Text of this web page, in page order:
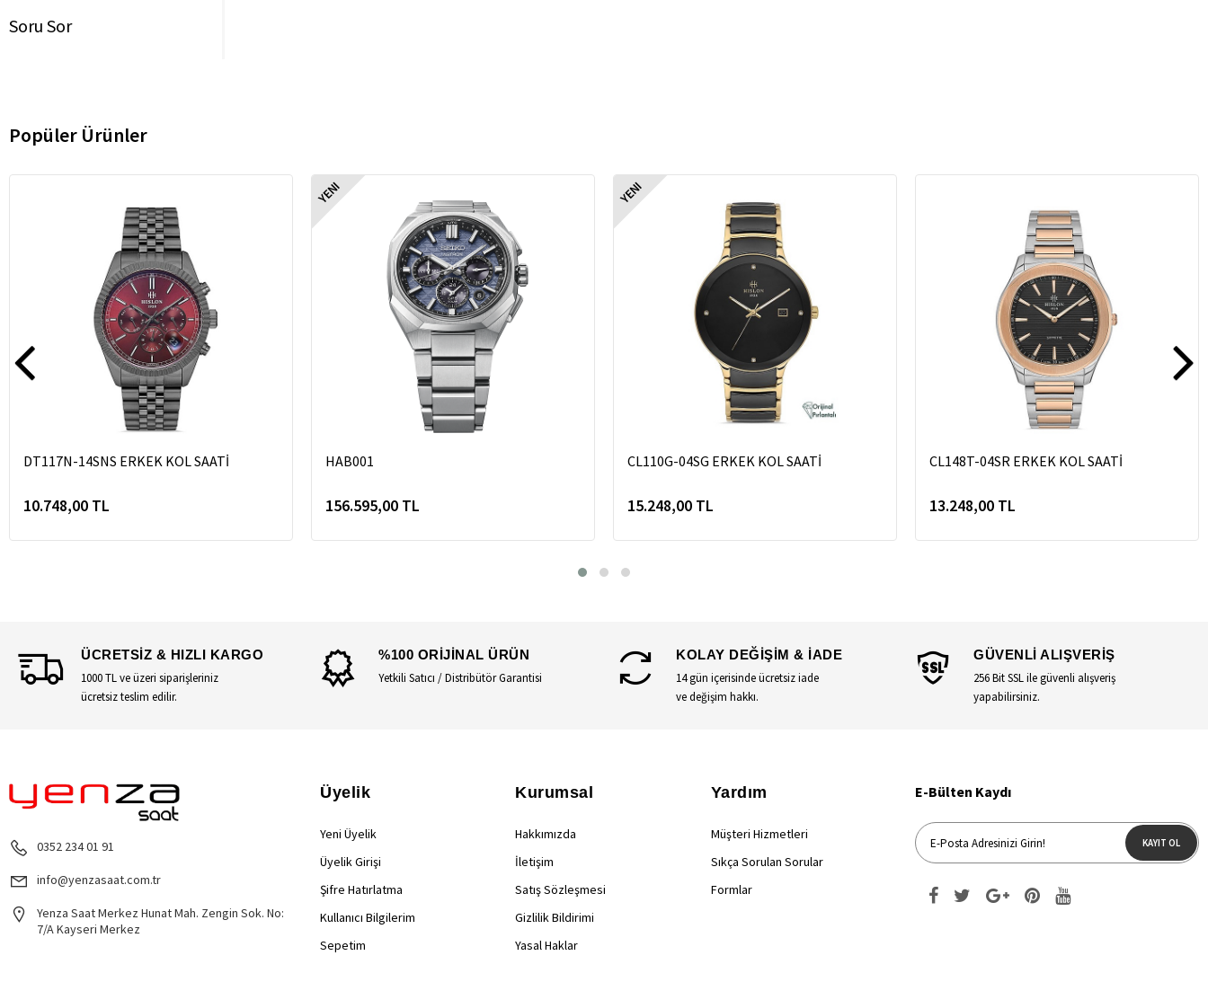
Soru Sor
Popüler Ürünler
DT117N-14SNS ERKEK KOL SAATİ
10.748,00 TL
YENI
HAB001
156.595,00 TL
YENI
CL110G-04SG ERKEK KOL SAATİ
15.248,00 TL
CL148T-04SR ERKEK KOL SAATİ
13.248,00 TL
ÜCRETSİZ & HIZLI KARGO
1000 TL ve üzeri siparişleriniz
ücretsiz teslim edilir.
%100 ORİJİNAL ÜRÜN
Yetkili Satıcı / Distribütör Garantisi
KOLAY DEĞİŞİM & İADE
14 gün içerisinde ücretsiz iade
ve değişim hakkı.
GÜVENLİ ALIŞVERİŞ
256 Bit SSL ile güvenli alışveriş
yapabilirsiniz.
0352 234 01 91
info@yenzasaat.com.tr
Yenza Saat Merkez Hunat Mah. Zengin Sok. No:
7/A Kayseri Merkez
Üyelik
Yeni Üyelik
Üyelik Girişi
Şifre Hatırlatma
Kullanıcı Bilgilerim
Sepetim
Kurumsal
Hakkımızda
İletişim
Satış Sözleşmesi
Gizlilik Bildirimi
Yasal Haklar
Yardım
Müşteri Hizmetleri
Sıkça Sorulan Sorular
Formlar
E-Bülten Kaydı
KAYIT OL